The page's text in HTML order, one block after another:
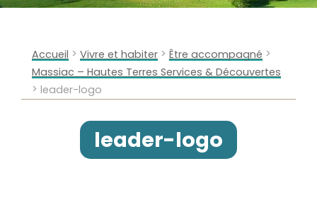
Accueil > Vivre et habiter > Être accompagné >
Massiac – Hautes Terres Services & Découvertes
> leader-logo
leader-logo